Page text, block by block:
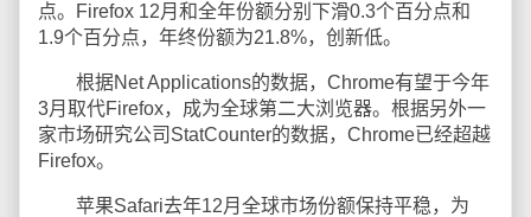
点。Firefox 12月和全年份额分别下滑0.3个百分点和
1.9个百分点，年终份额为21.8%，创新低。
根据Net Applications的数据，Chrome有望于今年
3月取代Firefox，成为全球第二大浏览器。根据另外一
家市场研究公司StatCounter的数据，Chrome已经超越
Firefox。
苹果Safari去年12月全球市场份额保持平稳，为